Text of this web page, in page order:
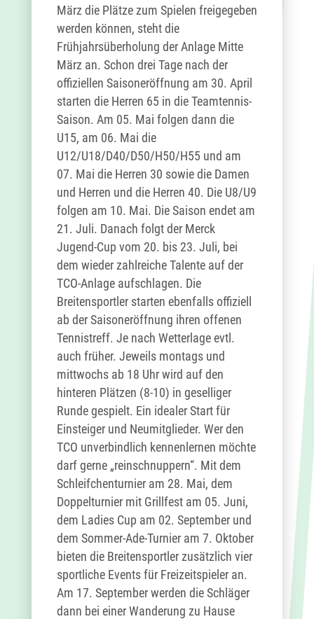
März die Plätze zum Spielen freigegeben
werden können, steht die
Frühjahrsüberholung der Anlage Mitte
März an. Schon drei Tage nach der
offiziellen Saisoneröffnung am 30. April
starten die Herren 65 in die Teamtennis-
Saison. Am 05. Mai folgen dann die
U15, am 06. Mai die
U12/U18/D40/D50/H50/H55 und am
07. Mai die Herren 30 sowie die Damen
und Herren und die Herren 40. Die U8/U9
folgen am 10. Mai. Die Saison endet am
21. Juli. Danach folgt der Merck
Jugend-Cup vom 20. bis 23. Juli, bei
dem wieder zahlreiche Talente auf der
TCO-Anlage aufschlagen. Die
Breitensportler starten ebenfalls offiziell
ab der Saisoneröffnung ihren offenen
Tennistreff. Je nach Wetterlage evtl.
auch früher. Jeweils montags und
mittwochs ab 18 Uhr wird auf den
hinteren Plätzen (8-10) in geselliger
Runde gespielt. Ein idealer Start für
Einsteiger und Neumitglieder. Wer den
TCO unverbindlich kennenlernen möchte
darf gerne „reinschnuppern“. Mit dem
Schleifchenturnier am 28. Mai, dem
Doppelturnier mit Grillfest am 05. Juni,
dem Ladies Cup am 02. September und
dem Sommer-Ade-Turnier am 7. Oktober
bieten die Breitensportler zusätzlich vier
sportliche Events für Freizeitspieler an.
Am 17. September werden die Schläger
dann bei einer Wanderung zu Hause